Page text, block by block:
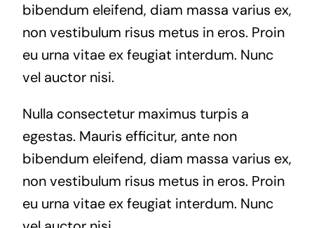
bibendum eleifend, diam massa varius ex,
non vestibulum risus metus in eros. Proin
eu urna vitae ex feugiat interdum. Nunc
vel auctor nisi.
Nulla consectetur maximus turpis a
egestas. Mauris efficitur, ante non
bibendum eleifend, diam massa varius ex,
non vestibulum risus metus in eros. Proin
eu urna vitae ex feugiat interdum. Nunc